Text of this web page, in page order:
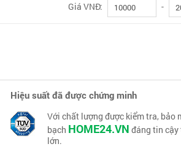
Giá VNĐ: -
Hiệu suất đã được chứng minh
Với chất lượng được kiểm tra, bảo
bạch HOME24.VN đáng tin
lớn.